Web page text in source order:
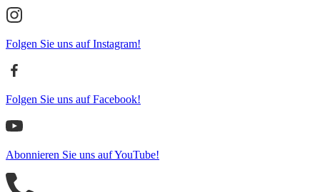
Folgen Sie uns auf Instagram!
Folgen Sie uns auf Facebook!
Abonnieren Sie uns auf YouTube!